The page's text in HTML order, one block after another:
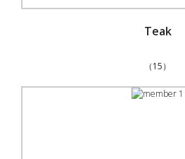
Teak
（15）